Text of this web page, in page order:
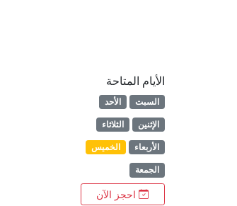
الأيام المتاحة
السبت
الأحد
الإثنين
الثلاثاء
الأربعاء
الخميس
الجمعة
احجز الآن